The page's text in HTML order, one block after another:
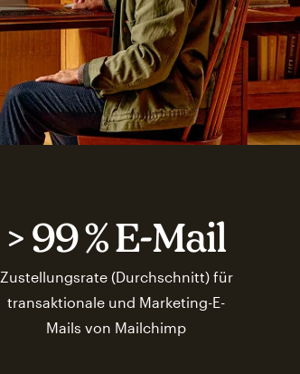
> 99 % E-Mail
Zustellungsrate (Durchschnitt) für
transaktionale und Marketing-E-
Mails von Mailchimp